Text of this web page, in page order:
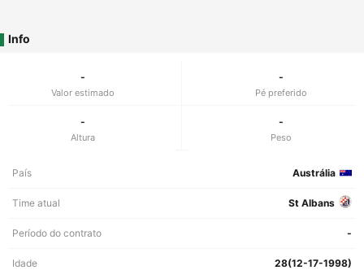
Info
-
Valor estimado
-
Pé preferido
-
Altura
-
Peso
País Austrália
Time atual St Albans
Período do contrato -
Idade 28(12-17-1998)